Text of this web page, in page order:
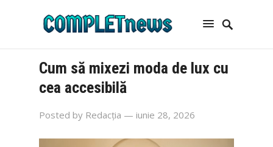
Cum să mixezi moda de lux cu
cea accesibilă
Posted by Redacția — iunie 28, 2026